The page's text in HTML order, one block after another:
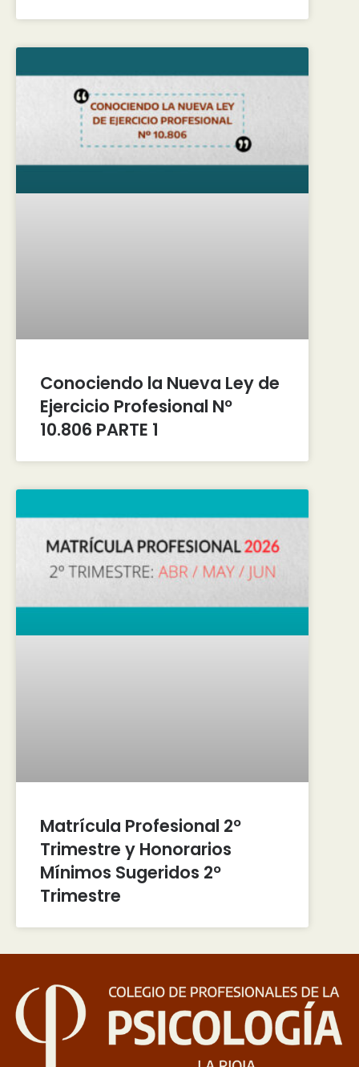
Conociendo la Nueva Ley de
Ejercicio Profesional Nº
10.806 PARTE 1
Matrícula Profesional 2º
Trimestre y Honorarios
Mínimos Sugeridos 2º
Trimestre